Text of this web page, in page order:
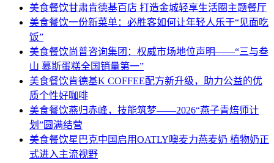
美食餐饮甘肃肯德基百店 打造金城轻享生活圈主题餐厅
美食餐饮一份新菜单：必胜客如何让年轻人乐于“见面吃
饭”
美食餐饮尚普咨询集团：权威市场地位声明——“三与叁
山 慕斯蛋糕全国销量第一”
美食餐饮肯德基K COFFEE配方新升级，助力公益的优
质个性好咖啡
美食餐饮燕归赤峰，技能筑梦——2026“燕子青焙师计
划”圆满结营
美食餐饮星巴克中国启用OATLY噢麦力燕麦奶 植物奶正
式进入主流视野